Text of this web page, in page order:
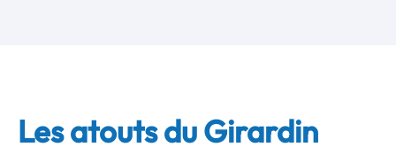
Les atouts du Girardin